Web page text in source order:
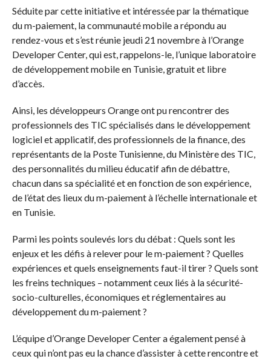
Séduite par cette initiative et intéressée par la thématique
du m-paiement, la communauté mobile a répondu au
rendez-vous et s’est réunie jeudi 21 novembre à l’Orange
Developer Center, qui est, rappelons-le, l’unique laboratoire
de développement mobile en Tunisie, gratuit et libre
d’accès.
Ainsi, les développeurs Orange ont pu rencontrer des
professionnels des TIC spécialisés dans le développement
logiciel et applicatif, des professionnels de la finance, des
représentants de la Poste Tunisienne, du Ministère des TIC,
des personnalités du milieu éducatif afin de débattre,
chacun dans sa spécialité et en fonction de son expérience,
de l’état des lieux du m-paiement à l’échelle internationale et
en Tunisie.
Parmi les points soulevés lors du débat : Quels sont les
enjeux et les défis à relever pour le m-paiement ? Quelles
expériences et quels enseignements faut-il tirer ? Quels sont
les freins techniques – notamment ceux liés à la sécurité-
socio-culturelles, économiques et réglementaires au
développement du m-paiement ?
L’équipe d’Orange Developer Center a également pensé à
ceux qui n’ont pas eu la chance d’assister à cette rencontre et